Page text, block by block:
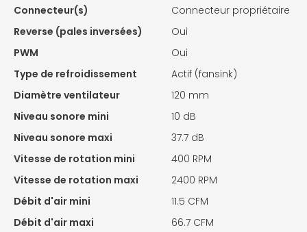
Connecteur(s)
Connecteur propriétaire
Reverse (pales inversées)
Oui
PWM
Oui
Type de refroidissement
Actif (fansink)
Diamètre ventilateur
120 mm
Niveau sonore mini
10 dB
Niveau sonore maxi
37.7 dB
Vitesse de rotation mini
400 RPM
Vitesse de rotation maxi
2400 RPM
Débit d'air mini
11.5 CFM
Débit d'air maxi
66.7 CFM